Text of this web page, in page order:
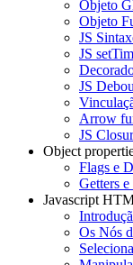
Objeto
Objeto
JS
JS
JS
Arrow
JS
Object
Flags e
Getters e
Javascript
Os Nós